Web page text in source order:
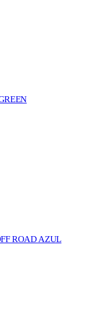
ROAD AZUL